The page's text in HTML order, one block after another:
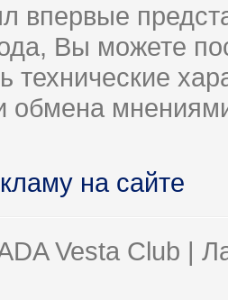
впервые
Вы можете
технические
на сайте
Vesta Club |